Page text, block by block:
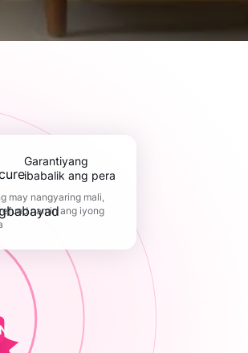
Garantiyang
ibabalik ang pera
may nangyaring mali,
namin ang iyong